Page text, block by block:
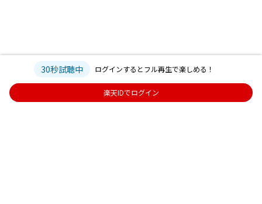
30秒試聴中 ログインするとフル再生で楽しめる！
楽天IDでログイン